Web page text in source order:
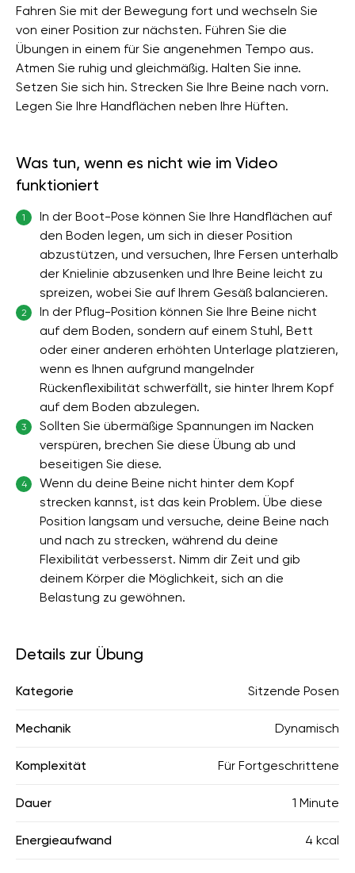
Fahren Sie mit der Bewegung fort und wechseln Sie
von einer Position zur nächsten. Führen Sie die
Übungen in einem für Sie angenehmen Tempo aus.
Atmen Sie ruhig und gleichmäßig. Halten Sie inne.
Setzen Sie sich hin. Strecken Sie Ihre Beine nach vorn.
Legen Sie Ihre Handflächen neben Ihre Hüften.
Was tun, wenn es nicht wie im Video
funktioniert
1
In der Boot-Pose können Sie Ihre Handflächen auf
den Boden legen, um sich in dieser Position
abzustützen, und versuchen, Ihre Fersen unterhalb
der Knielinie abzusenken und Ihre Beine leicht zu
spreizen, wobei Sie auf Ihrem Gesäß balancieren.
2
In der Pflug-Position können Sie Ihre Beine nicht
auf dem Boden, sondern auf einem Stuhl, Bett
oder einer anderen erhöhten Unterlage platzieren,
wenn es Ihnen aufgrund mangelnder
Rückenflexibilität schwerfällt, sie hinter Ihrem Kopf
auf dem Boden abzulegen.
3
Sollten Sie übermäßige Spannungen im Nacken
verspüren, brechen Sie diese Übung ab und
beseitigen Sie diese.
4
Wenn du deine Beine nicht hinter dem Kopf
strecken kannst, ist das kein Problem. Übe diese
Position langsam und versuche, deine Beine nach
und nach zu strecken, während du deine
Flexibilität verbesserst. Nimm dir Zeit und gib
deinem Körper die Möglichkeit, sich an die
Belastung zu gewöhnen.
Details zur Übung
Kategorie Sitzende Posen
Mechanik Dynamisch
Komplexität Für Fortgeschrittene
Dauer 1 Minute
Energieaufwand 4 kcal